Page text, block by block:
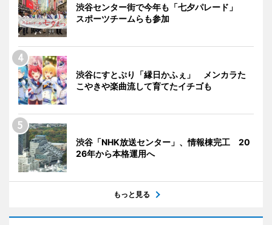
渋谷センター街で今年も「七夕パレード」
スポーツチームらも参加
渋谷にすとぷり「縁日かふぇ」 メンカラた
こやきや楽曲流して育てたイチゴも
渋谷「NHK放送センター」、情報棟完工 20
26年から本格運用へ
もっと見る